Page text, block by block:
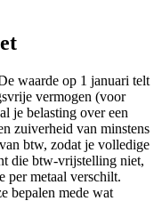
waarde op 1 januari telt
vermogen (voor
je belasting over een
zuiverheid van minstens
btw, zodat je volledige
die btw-vrijstelling niet,
per metaal verschilt.
bepalen mede wat